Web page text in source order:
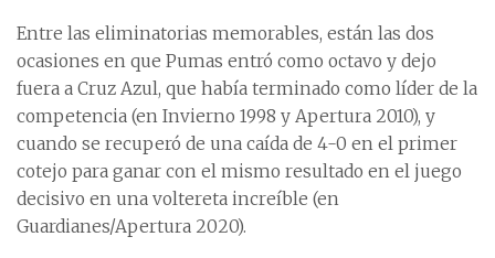
Entre las eliminatorias memorables, están las dos
ocasiones en que Pumas entró como octavo y dejo
fuera a Cruz Azul, que había terminado como líder de la
competencia (en Invierno 1998 y Apertura 2010), y
cuando se recuperó de una caída de 4-0 en el primer
cotejo para ganar con el mismo resultado en el juego
decisivo en una voltereta increíble (en
Guardianes/Apertura 2020).